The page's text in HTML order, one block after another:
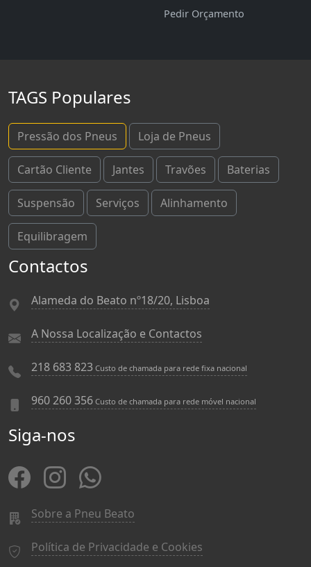
Pedir Orçamento
TAGS Populares
Pressão dos Pneus Loja de Pneus
Cartão Cliente Jantes Travões Baterias
Suspensão Serviços Alinhamento
Equilibragem
Contactos
Alameda do Beato nº18/20, Lisboa
A Nossa Localização e Contactos
218 683 823 Custo de chamada para rede fixa nacional
960 260 356 Custo de chamada para rede móvel nacional
Siga-nos
Sobre a Pneu Beato
Política de Privacidade e Cookies